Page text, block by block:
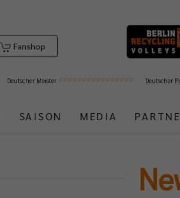
Fanshop
Deutscher Meister Deutscher
SAISON MEDIA